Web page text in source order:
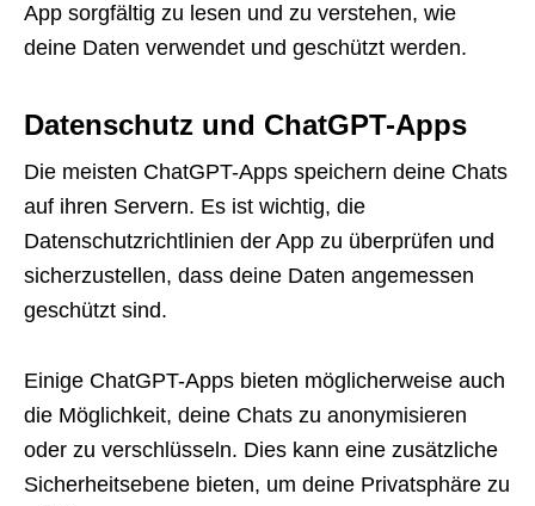
App sorgfältig zu lesen und zu verstehen, wie
deine Daten verwendet und geschützt werden.
Datenschutz und ChatGPT-Apps
Die meisten ChatGPT-Apps speichern deine Chats
auf ihren Servern. Es ist wichtig, die
Datenschutzrichtlinien der App zu überprüfen und
sicherzustellen, dass deine Daten angemessen
geschützt sind.
Einige ChatGPT-Apps bieten möglicherweise auch
die Möglichkeit, deine Chats zu anonymisieren
oder zu verschlüsseln. Dies kann eine zusätzliche
Sicherheitsebene bieten, um deine Privatsphäre zu